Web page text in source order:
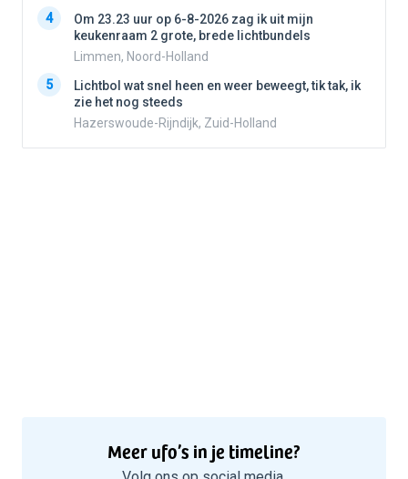
4
Om 23.23 uur op 6-8-2026 zag ik uit mijn
keukenraam 2 grote, brede lichtbundels
Limmen, Noord-Holland
5
Lichtbol wat snel heen en weer beweegt, tik tak, ik
zie het nog steeds
Hazerswoude-Rijndijk, Zuid-Holland
Meer ufo’s in je timeline?